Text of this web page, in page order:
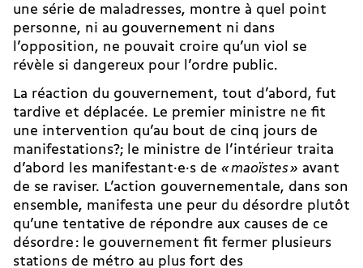
une série de maladresses, montre à quel point
personne, ni au gouvernement ni dans
l’opposition, ne pouvait croire qu’un viol se
révèle si dangereux pour l’ordre public.
La réaction du gouvernement, tout d’abord, fut
tardive et déplacée. Le premier ministre ne fit
une intervention qu’au bout de cinq jours de
manifestations?; le ministre de l’intérieur traita
d’abord les ma­ni­festant·e·s de «maoïstes» avant
de se raviser. L’action gouvernementale, dans son
ensemble, manifesta une peur du désordre plutôt
qu’une tentative de répondre aux causes de ce
désordre : le gouvernement fit fermer plusieurs
stations de métro au plus fort des